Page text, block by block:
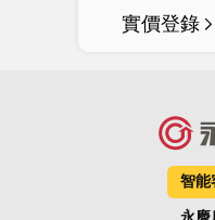
實價登錄
智能
永慶